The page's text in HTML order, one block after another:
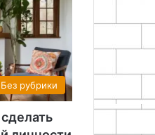
Без рубрики